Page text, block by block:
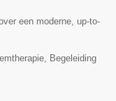
een moderne, up-to-
Begeleiding